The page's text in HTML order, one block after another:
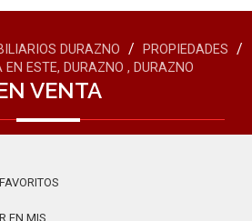
DURAZNO / PROPIEDADES /
ESTE, DURAZNO , DURAZNO
VENTA
EN MIS